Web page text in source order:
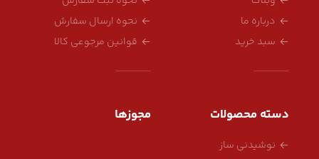
درباره ما
سبد خرید
نحوه ارسال سفارش
قوانین مرجوعی کالا
دسته محصولات
نوشیدنی ساز
مجوزها